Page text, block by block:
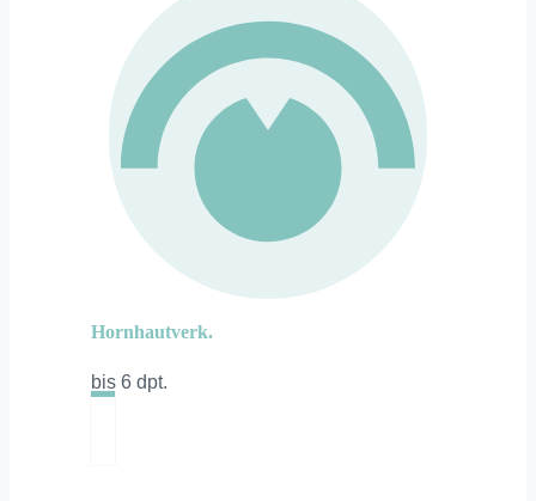
Hornhautverk.
bis 6 dpt.